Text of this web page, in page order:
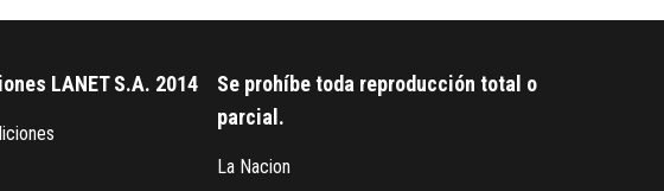
LANET S.A. 2014
Se prohíbe toda reproducción total o
parcial.
La Nacion